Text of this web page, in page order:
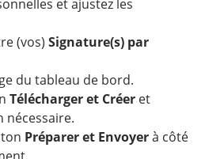
et ajustez les
(vos) Signature(s) par
du tableau de bord.
Télécharger et Créer et
nécessaire.
Préparer et Envoyerà côté